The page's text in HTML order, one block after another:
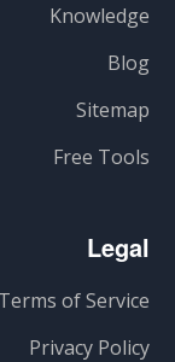
Knowledge
Blog
Sitemap
Free Tools
Legal
Terms of Service
Privacy Policy